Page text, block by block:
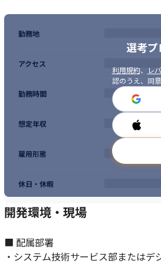
選考
利用規約、 レ
認のうえ、同
勤務地
アクセス
勤務時間
想定年収
雇用形態
休日・休暇
開発環境・現場
■ 配属部署
・システム技術サービス部または